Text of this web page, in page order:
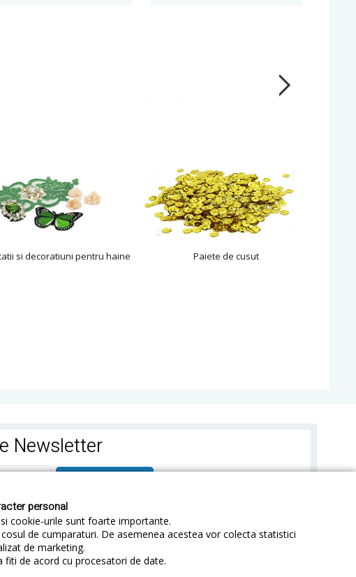
personal
cookie-urile sunt foarte importante.
de cumparaturi. De asemenea acestea vor colecta statistici
de marketing.
fiti de acord cu procesatori de date.
si decoratiuni pentru haine Paiete de cusut
Newsletter
Confidentialitate Sitemap